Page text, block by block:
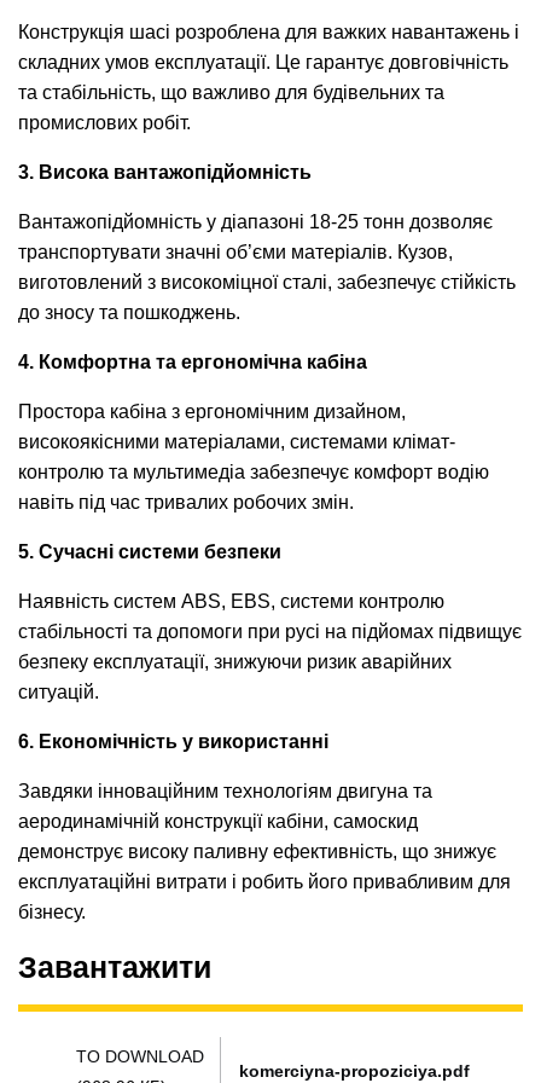
Конструкція шасі розроблена для важких навантажень і
складних умов експлуатації. Це гарантує довговічність
та стабільність, що важливо для будівельних та
промислових робіт.
3. Висока вантажопідйомність
Вантажопідйомність у діапазоні 18-25 тонн дозволяє
транспортувати значні об’єми матеріалів. Кузов,
виготовлений з високоміцної сталі, забезпечує стійкість
до зносу та пошкоджень.
4. Комфортна та ергономічна кабіна
Простора кабіна з ергономічним дизайном,
високоякісними матеріалами, системами клімат-
контролю та мультимедіа забезпечує комфорт водію
навіть під час тривалих робочих змін.
5. Сучасні системи безпеки
Наявність систем ABS, EBS, системи контролю
стабільності та допомоги при русі на підйомах підвищує
безпеку експлуатації, знижуючи ризик аварійних
ситуацій.
6. Економічність у використанні
Завдяки інноваційним технологіям двигуна та
аеродинамічній конструкції кабіни, самоскид
демонструє високу паливну ефективність, що знижує
експлуатаційні витрати і робить його привабливим для
бізнесу.
Завантажити
TO DOWNLOAD
komerciyna-propoziciya.pdf